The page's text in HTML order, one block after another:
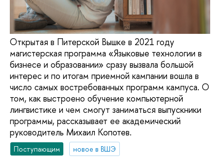
Открытая в Питерской Вышке в 2021 году
магистерская программа «Языковые технологии в
бизнесе и образовании» сразу вызвала большой
интерес и по итогам приемной кампании вошла в
число самых востребованных программ кампуса. О
том, как выстроено обучение компьютерной
лингвистике и чем смогут заниматься выпускники
программы, рассказывает ее академический
руководитель Михаил Копотев.
Поступающим
новое в ВШЭ